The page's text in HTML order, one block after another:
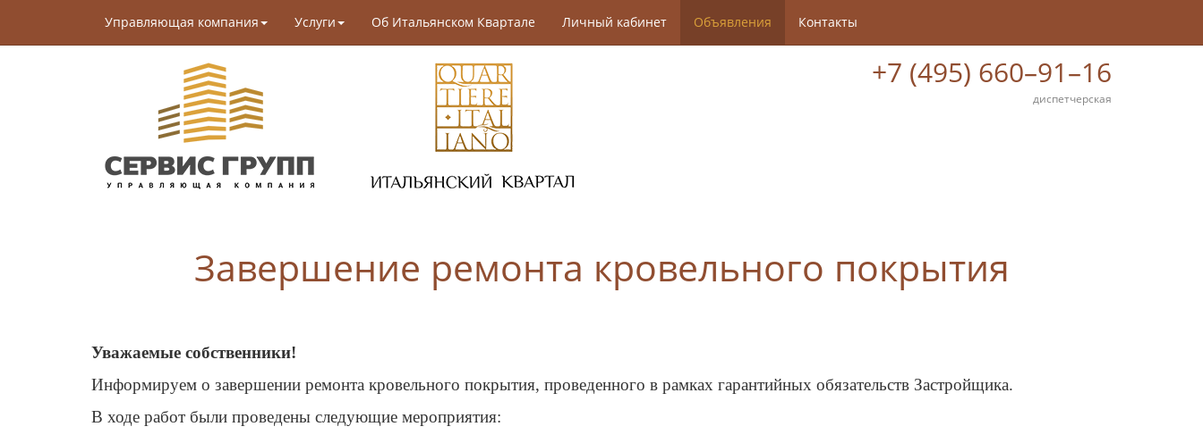
Управляющая компания Услуги Об Итальянском Квартале Личный кабинет Объявления Контакты
+7 (495) 660–91–16
диспетчерская
Завершение ремонта кровельного покрытия
Уважаемые собственники!
Информируем о завершении ремонта кровельного покрытия, проведенного в рамках гарантийных обязательств Застройщика.
В ходе работ были проведены следующие мероприятия: